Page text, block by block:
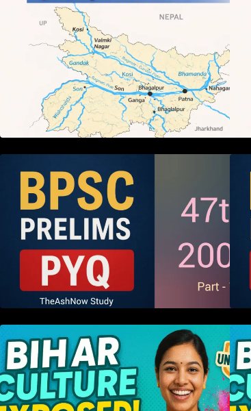
Paper with Answers (Part – 01)
हम बिहारवासी: भाषाओं व संस्कृतियों की
धरोहर “हमारा बिहार”